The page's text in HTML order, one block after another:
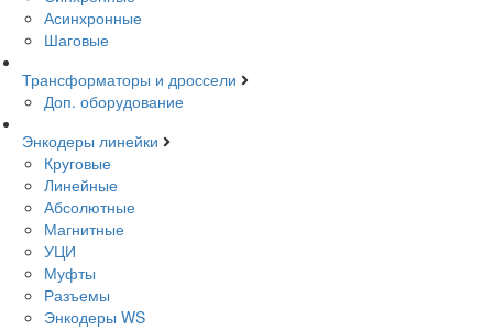
Асинхронные
Шаговые
Трансформаторы и дроссели
Доп. оборудование
Энкодеры линейки
Круговые
Линейные
Абсолютные
Магнитные
УЦИ
Муфты
Разъемы
Энкодеры WS